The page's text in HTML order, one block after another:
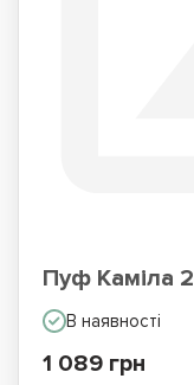
Пуф Каміла 2
В наявності
1 089 грн